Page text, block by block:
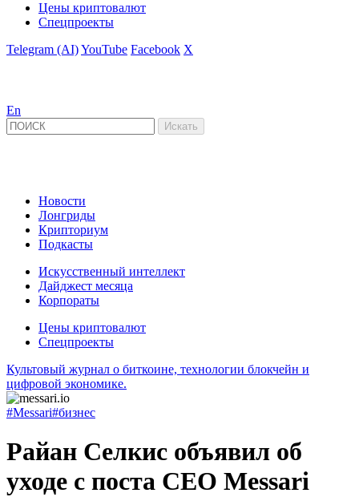
Цены криптовалют
Спецпроекты
Telegram (AI)YouTube Facebook X
En
Новости
Лонгриды
Крипториум
Подкасты
Искусственный интеллект
Дайджест месяца
Корпораты
Цены криптовалют
Спецпроекты
Культовый журнал о биткоине, технологии блокчейн и
цифровой экономике.
#Messari#бизнес
Райан Селкис объявил об
уходе с поста CEO Messari